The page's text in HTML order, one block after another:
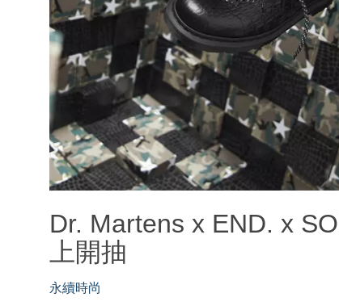
Dr. Martens x END. x
上開抽
永續時尚